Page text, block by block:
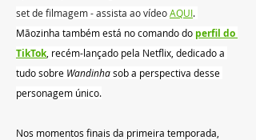
set de filmagem - assista ao vídeoAQUI.
Mãozinha também está no comando do perfil do
TikTok , recém-lançado pela Netflix, dedicado a
tudo sobre Wandinha sob a perspectiva desse
personagem único.
Nos momentos finais da primeira temporada,